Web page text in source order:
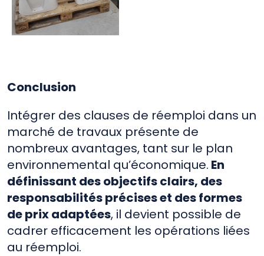
Conclusion
Intégrer des clauses de réemploi dans un
marché de travaux présente de
nombreux avantages, tant sur le plan
environnemental qu’économique. En
définissant des objectifs clairs, des
responsabilités précises et des formes
de prix adaptées, il devient possible de
cadrer efficacement les opérations liées
au réemploi.